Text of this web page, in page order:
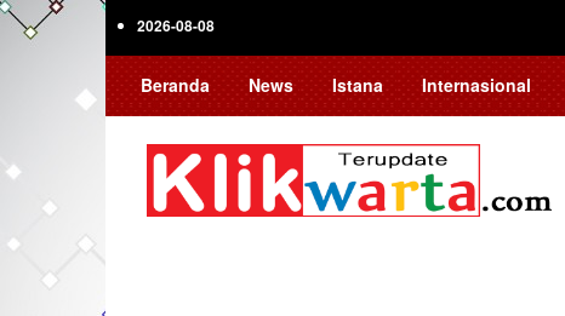
Skip
2026-08-08
Beranda News Istana Internasional